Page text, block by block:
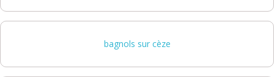
bagnols sur cèze